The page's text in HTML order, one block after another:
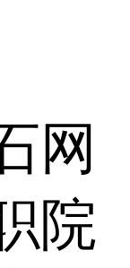
网
院